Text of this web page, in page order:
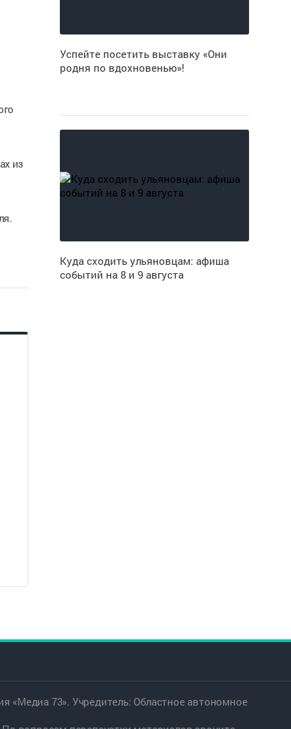
из
Успейте посетить выставку «Они
родня по вдохновенью»!
Куда сходить ульяновцам: афиша
событий на 8 и 9 августа
«Медиа 73». Учредитель: Областное автономное